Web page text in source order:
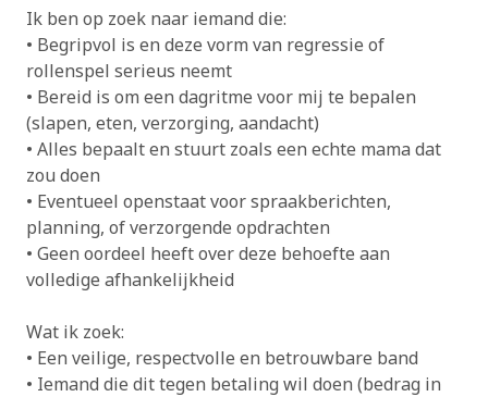
Ik ben op zoek naar iemand die:
• Begripvol is en deze vorm van regressie of
rollenspel serieus neemt
• Bereid is om een dagritme voor mij te bepalen
(slapen, eten, verzorging, aandacht)
• Alles bepaalt en stuurt zoals een echte mama dat
zou doen
• Eventueel openstaat voor spraakberichten,
planning, of verzorgende opdrachten
• Geen oordeel heeft over deze behoefte aan
volledige afhankelijkheid
Wat ik zoek:
• Een veilige, respectvolle en betrouwbare band
• Iemand die dit tegen betaling wil doen (bedrag in